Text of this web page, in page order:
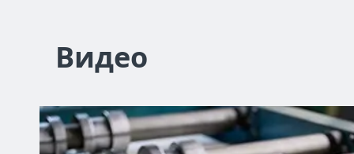
Видео